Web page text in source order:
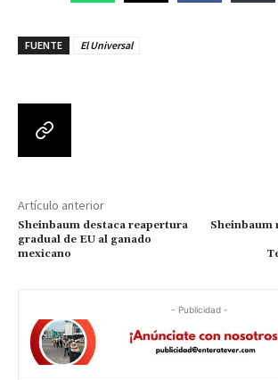
FUENTE El Universal
Artículo anterior
Sheinbaum destaca reapertura
gradual de EU al ganado
mexicano
Sheinbaum
- Publicidad -